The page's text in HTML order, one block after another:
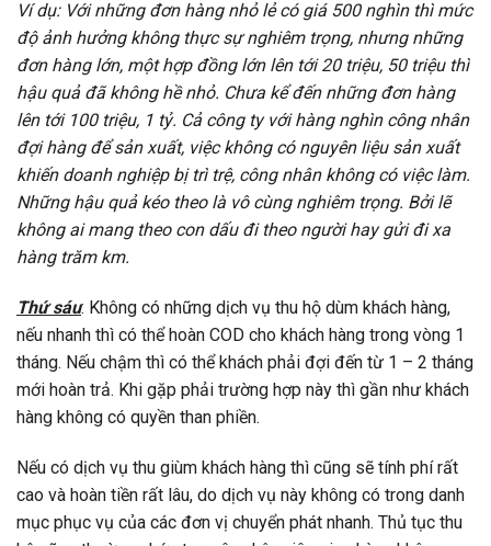
Ví dụ: Với những đơn hàng nhỏ lẻ có giá 500 nghìn thì mức
độ ảnh hưởng không thực sự nghiêm trọng, nhưng những
đơn hàng lớn, một hợp đồng lớn lên tới 20 triệu, 50 triệu thì
hậu quả đã không hề nhỏ. Chưa kể đến những đơn hàng
lên tới 100 triệu, 1 tỷ. Cả công ty với hàng nghìn công nhân
đợi hàng để sản xuất, việc không có nguyên liệu sản xuất
khiến doanh nghiệp bị trì trệ, công nhân không có việc làm.
Những hậu quả kéo theo là vô cùng nghiêm trọng. Bởi lẽ
không ai mang theo con dấu đi theo người hay gửi đi xa
hàng trăm km.
Thứ sáu: Không có những dịch vụ thu hộ dùm khách hàng,
nếu nhanh thì có thể hoàn COD cho khách hàng trong vòng 1
tháng. Nếu chậm thì có thể khách phải đợi đến từ 1 – 2 tháng
mới hoàn trả. Khi gặp phải trường hợp này thì gần như khách
hàng không có quyền than phiền.
Nếu có dịch vụ thu giùm khách hàng thì cũng sẽ tính phí rất
cao và hoàn tiền rất lâu, do dịch vụ này không có trong danh
mục phục vụ của các đơn vị chuyển phát nhanh. Thủ tục thu